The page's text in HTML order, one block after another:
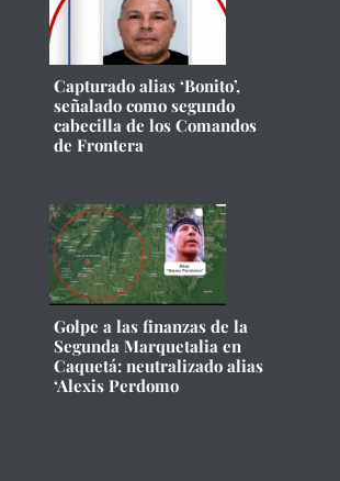
Capturado alias ‘Bonito’,
señalado como segundo
cabecilla de los Comandos
de Frontera
Golpe a las finanzas de la
Segunda Marquetalia en
Caquetá: neutralizado alias
‘Alexis Perdomo